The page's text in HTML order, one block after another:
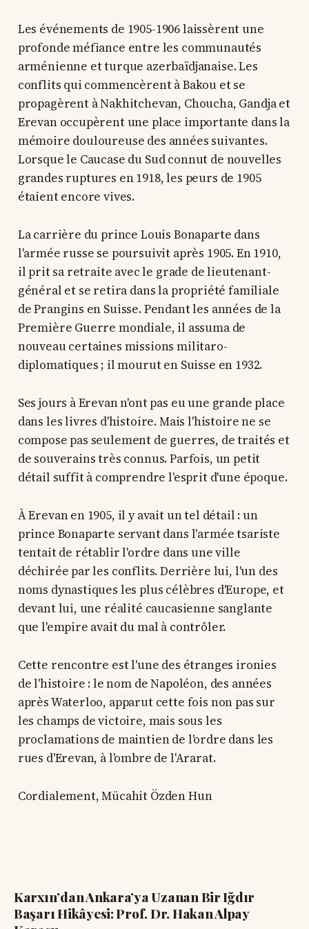
Les événements de 1905-1906 laissèrent une
profonde méfiance entre les communautés
arménienne et turque azerbaïdjanaise. Les
conflits qui commencèrent à Bakou et se
propagèrent à Nakhitchevan, Choucha, Gandja et
Erevan occupèrent une place importante dans la
mémoire douloureuse des années suivantes.
Lorsque le Caucase du Sud connut de nouvelles
grandes ruptures en 1918, les peurs de 1905
étaient encore vives.
La carrière du prince Louis Bonaparte dans
l'armée russe se poursuivit après 1905. En 1910,
il prit sa retraite avec le grade de lieutenant-
général et se retira dans la propriété familiale
de Prangins en Suisse. Pendant les années de la
Première Guerre mondiale, il assuma de
nouveau certaines missions militaro-
diplomatiques ; il mourut en Suisse en 1932.
Ses jours à Erevan n'ont pas eu une grande place
dans les livres d'histoire. Mais l'histoire ne se
compose pas seulement de guerres, de traités et
de souverains très connus. Parfois, un petit
détail suffit à comprendre l'esprit d'une époque.
À Erevan en 1905, il y avait un tel détail : un
prince Bonaparte servant dans l'armée tsariste
tentait de rétablir l'ordre dans une ville
déchirée par les conflits. Derrière lui, l'un des
noms dynastiques les plus célèbres d'Europe, et
devant lui, une réalité caucasienne sanglante
que l'empire avait du mal à contrôler.
Cette rencontre est l'une des étranges ironies
de l'histoire : le nom de Napoléon, des années
après Waterloo, apparut cette fois non pas sur
les champs de victoire, mais sous les
proclamations de maintien de l'ordre dans les
rues d'Erevan, à l'ombre de l'Ararat.
Cordialement, Mücahit Özden Hun
Karxın’dan Ankara’ya Uzanan Bir Iğdır
Başarı Hikâyesi: Prof. Dr. Hakan Alpay